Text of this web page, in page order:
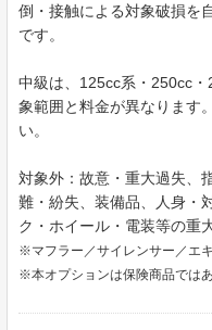
倒・接触による対象破損を
です。
中級は、125cc系・250cc
象範囲と料金が異なります
い。
対象外：故意・重大過失、
難・紛失、装備品、人身・
ク・ホイール・電装等の重
※マフラー／サイレンサー／エ
※本オプションは保険商品ではあ